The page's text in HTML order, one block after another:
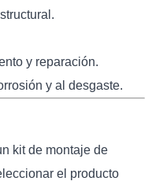
y reparación.
y al desgaste.
kit de montaje de
el producto